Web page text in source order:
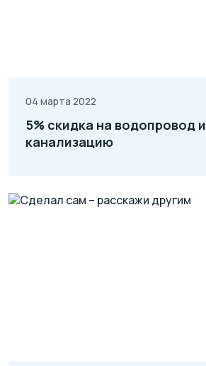
04 марта 2022
5% скидка на водопровод и
канализацию